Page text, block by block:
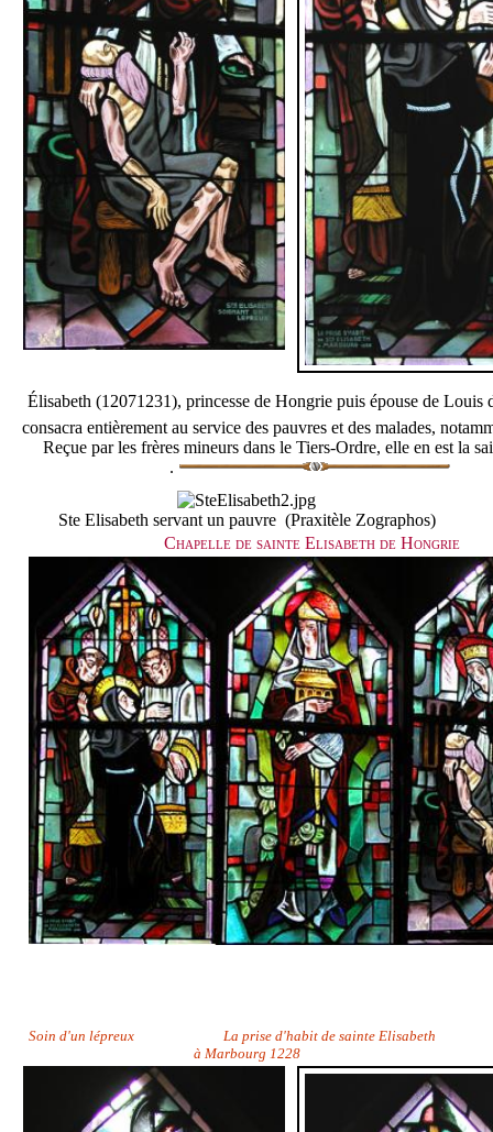
Élisabeth (12071231), princesse de Hongrie puis épouse de Louis
consacra entièrement au service des pauvres et des malades,
Reçue par les frères mineurs dans le Tiers-Ordre, elle en est la
.
Ste Elisabeth servant un pauvre (Praxitèle Zographos)
Chapelle de sainte Elisabeth de Hongrie
Soin d'un lépreux La prise d'habit de sainte Elisabeth
à Marbourg 1228